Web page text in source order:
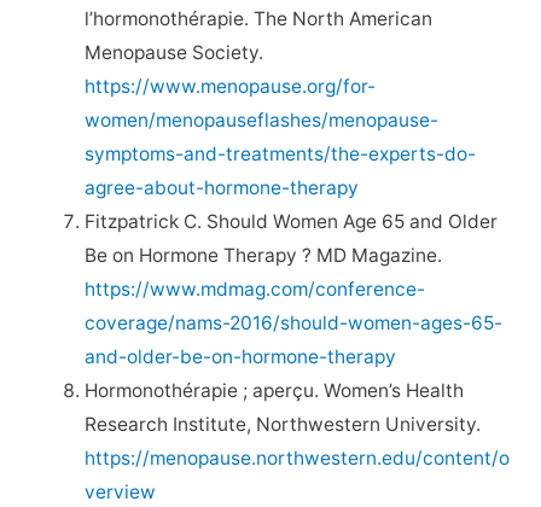
l’hormonothérapie. The North American
Menopause Society.
https://www.menopause.org/for-
women/menopauseflashes/menopause-
symptoms-and-treatments/the-experts-do-
agree-about-hormone-therapy
Fitzpatrick C. Should Women Age 65 and Older
Be on Hormone Therapy ? MD Magazine.
https://www.mdmag.com/conference-
coverage/nams-2016/should-women-ages-65-
and-older-be-on-hormone-therapy
Hormonothérapie ; aperçu. Women’s Health
Research Institute, Northwestern University.
https://menopause.northwestern.edu/content/o
verview